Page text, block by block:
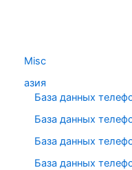
Misc
азия
База данных
База данных
База данных
База данных